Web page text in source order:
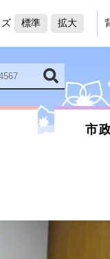
標準 拡大
市